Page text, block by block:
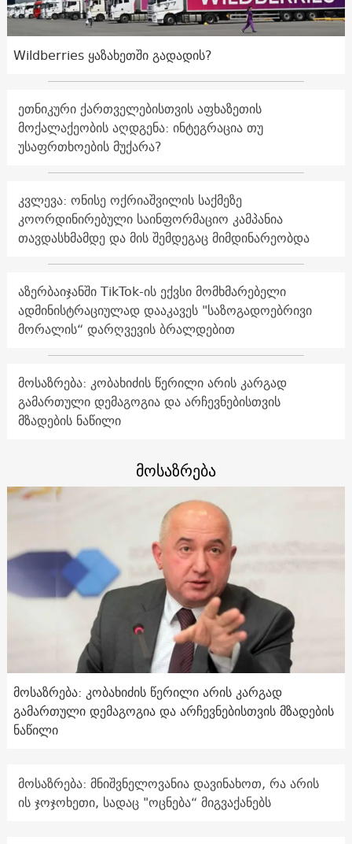
Wildberries ყაზახეთში გადადის?
ეთნიკური ქართველებისთვის აფხაზეთის
მოქალაქეობის აღდგენა: ინტეგრაცია თუ
უსაფრთხოების მუქარა?
კვლევა: ონისე ოქრიაშვილის საქმეზე
კოორდინირებული საინფორმაციო კამპანია
თავდასხმამდე და მის შემდეგაც მიმდინარეობდა
აზერბაიჯანში TikTok-ის ექვსი მომხმარებელი
ადმინისტრაციულად დააკავეს "საზოგადოებრივი
მორალის“ დარღვევის ბრალდებით
მოსაზრება: კობახიძის წერილი არის კარგად
გამართული დემაგოგია და არჩევნებისთვის
მზადების ნაწილი
მოსაზრება
მოსაზრება: კობახიძის წერილი არის კარგად
გამართული დემაგოგია და არჩევნებისთვის მზადების
ნაწილი
მოსაზრება: მნიშვნელოვანია დავინახოთ, რა არის
ის ჯოჯოხეთი, სადაც "ოცნება“ მიგვაქანებს